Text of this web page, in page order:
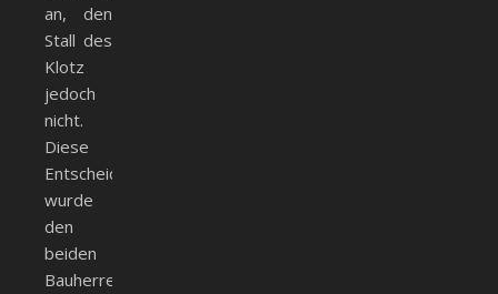
an, den
Stall des
Klotz
jedoch
nicht.
Diese
Entscheidung
wurde
den
beiden
Bauherren